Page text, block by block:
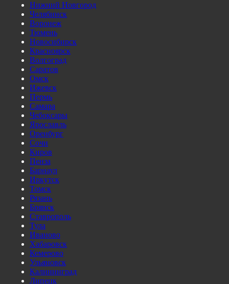
Нижний Новгород
Челябинск
Воронеж
Тюмень
Новосибирск
Красноярск
Волгоград
Саратов
Омск
Ижевск
Пермь
Самара
Чебоксары
Ярославль
Оренбург
Сочи
Киров
Пенза
Барнаул
Иркутск
Томск
Рязань
Брянск
Ставрополь
Тула
Иваново
Хабаровск
Кемерово
Ульяновск
Калининград
Липецк